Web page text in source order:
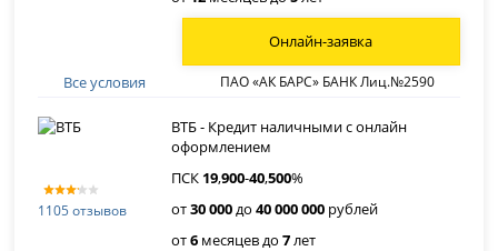
Все условия ПАО «АК БАРС» БАНК Лиц.№2590
Онлайн-заявка
1105 отзывов
ВТБ - Кредит наличными с онлайн
оформлением
ПСК 19,900-40,500%
от30 000до40 000 000 рублей
от6 месяцев до7лет